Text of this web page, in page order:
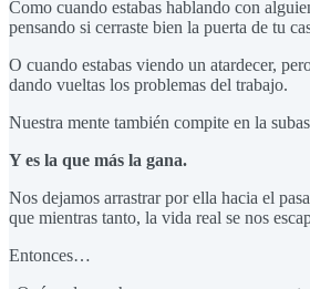
Como cuando estabas hablando con
pensando si cerraste bien la puerta de tu
O cuando estabas viendo un atardecer,
dando vueltas los problemas del trabajo.
Nuestra mente también compite en la
Y es la que más la gana.
Nos dejamos arrastrar por ella hacia el
que mientras tanto, la vida real se nos
Entonces…